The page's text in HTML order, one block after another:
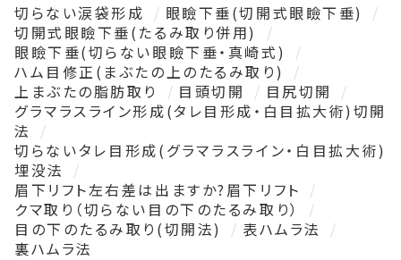
切らない涙袋形成
眼瞼下垂(切開式眼瞼下垂)
切開式眼瞼下垂(たるみ取り併用)
眼瞼下垂(切らない眼瞼下垂・真崎式)
ハム目修正(まぶたの上のたるみ取り)
上まぶたの脂肪取り
目頭切開
目尻切開
グラマラスライン形成(タレ目形成・白目拡大術)切開
法
切らないタレ目形成(グラマラスライン・白目拡大術)
埋没法
眉下リフト左右差は出ますか?眉下リフト
クマ取り（切らない目の下のたるみ取り）
目の下のたるみ取り(切開法)
表ハムラ法
裏ハムラ法